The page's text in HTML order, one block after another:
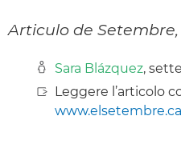
Articulo de Setembre,
Sara Blázquez,
Leggere l’articolo